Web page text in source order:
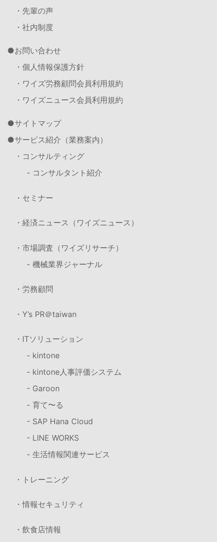
・先輩の声
・社内制度
お問い合わせ
・個人情報保護方針
・ワイズ労務顧問会員利用規約
・ワイズニュース会員利用規約
サイトマップ
サービス紹介（業務案内）
・コンサルティング
- コンサルタント紹介
・セミナー
・経済ニュース（ワイズニュース）
・市場調査（ワイズリサーチ）
- 機械業界ジャーナル
・労務顧問
・Y’s PR＠taiwan
・ITソリューション
- kintone
- kintone人事評価システム
- Garoon
- 育て〜る
- SAP Hana Cloud
- LINE WORKS
- 生活情報関連サービス
・トレーニング
・情報セキュリティ
・飲食店情報